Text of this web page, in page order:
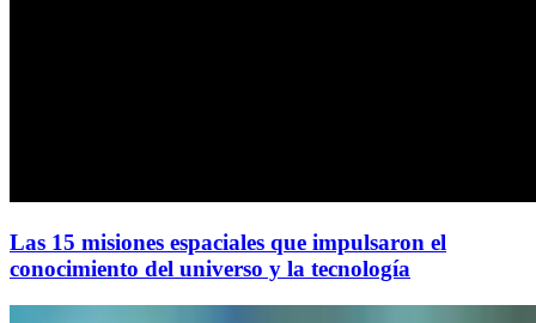
Las 15 misiones espaciales que impulsaron el
conocimiento del universo y la tecnología